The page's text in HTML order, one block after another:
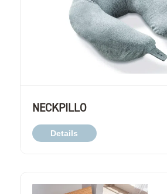
NECKPILLO
Details